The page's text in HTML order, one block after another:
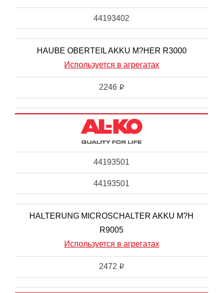
44193402
HAUBE OBERTEIL AKKU M?HER R3000
Используется в агрегатах
2246 i
44193501
44193501
HALTERUNG MICROSCHALTER AKKU M?H
R9005
Используется в агрегатах
2472 i